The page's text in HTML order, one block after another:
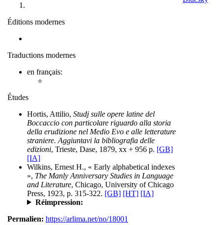
Éditions modernes
Traductions modernes
en français:
Études
Hortis, Attilio, Studj sulle opere latine del
Boccaccio con particolare riguardo alla storia
della erudizione nel Medio Evo e alle letterature
straniere. Aggiuntavi la bibliografia delle
edizioni, Trieste, Dase, 1879, xx + 956 p. [GB]
[IA]
Wilkins, Ernest H., « Early alphabetical indexes
», The Manly Anniversary Studies in Language
and Literature, Chicago, University of Chicago
Press, 1923, p. 315-322. [GB] [HT] [IA]
Réimpression:
Permalien: https://arlima.net/no/18001